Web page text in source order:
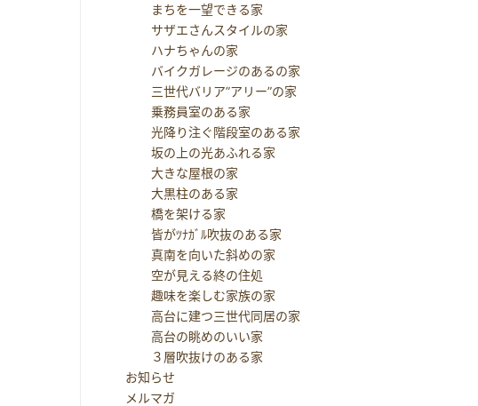
まちを一望できる家
サザエさんスタイルの家
ハナちゃんの家
バイクガレージのあるの家
三世代バリア”アリー”の家
乗務員室のある家
光降り注ぐ階段室のある家
坂の上の光あふれる家
大きな屋根の家
大黒柱のある家
橋を架ける家
皆がﾂﾅｶﾞﾙ吹抜のある家
真南を向いた斜めの家
空が見える終の住処
趣味を楽しむ家族の家
高台に建つ三世代同居の家
高台の眺めのいい家
３層吹抜けのある家
お知らせ
メルマガ